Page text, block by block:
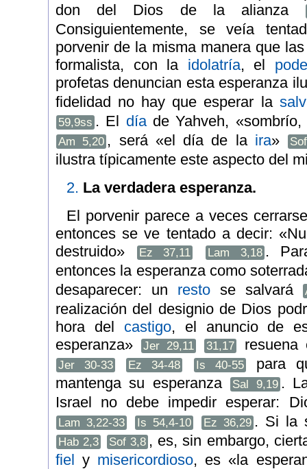
don del Dios de la alianza
Consiguientemente, se veía
porvenir de la misma manera que
formalista, con la idolatría, el
profetas denuncian esta esperanza
fidelidad no hay que esperar la
59,9ss . El díade Yahveh,
Am 5,20 , será «el día de la ira»
ilustra típicamente este aspecto del
2. La verdadera esperanza.
El porvenir parece a veces
entonces se ve tentado a decir:
destruido»
Ez 37,11 Lam 3,18 .
entonces la esperanza como
desaparecer: un restose salvará
realización del designio de Dios
hora del castigo, el anuncio de
esperanza»
Jer 29,11 31,17
Jer 30-33 Ez 34-48 Is 40-55
para
mantenga su esperanza
Sal 9,19 .
Israel no debe impedir esperar:
Lam 3,22-33 Is 54,4-10 Ez 36,29 . Si la
Hab 2,3 Sof 3,8 , es, sin embargo,
fiel y misericordioso, es «la